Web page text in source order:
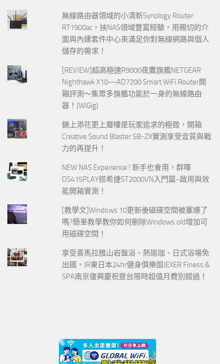
無線路由器領域的小清新Synology Router
RT1900ac，挾NAS領域豐富經驗，用親切的介
面與內建套件中心來滿足你對無線網路與個人
儲存的需求！
[REVIEW]超高極速R9000夜鷹旗艦NETGEAR
Nighthawk X10—AD7200 Smart WiFi Router開
箱評測～集眾多旗艦功能於一身的無線路由
器！(WiGig)
錦上添花更上層樓是玩家追求的極致，開箱
Creative Sound Blaster SB-ZX實測享受音質與戰
力的再提升！
NEW NAS Experience ! 新手也會用，群暉
DS415PLAY搭希捷ST2000VN入門篇~啟用與效
能開箱實測！
[教學文]Windows 10更新後磁碟空間被塞爆了
嗎?簡單教學教你如何刪除Windows.old增加可
用磁碟空間！
享受喜馬拉雅山岩盤浴、熱瑜珈、日式浴場免
出國，JR東日本24hr健身俱樂部JEXER Finess &
SPA南京復興慶祝登台限時超值月費別錯過！